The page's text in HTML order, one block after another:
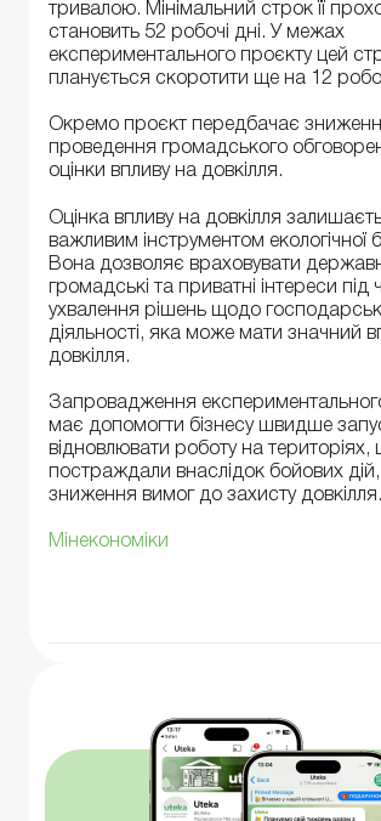
тривалою. Мінімальний строк її
становить 52 робочі дні. У межах
експериментального проєкту цей
планується скоротити ще на 12
Окремо проєкт передбачає
проведення громадського
оцінки впливу на довкілля.
Оцінка впливу на довкілля
важливим інструментом екологічної
Вона дозволяє враховувати
громадські та приватні інтереси під
ухвалення рішень щодо
діяльності, яка може мати значний
довкілля.
Запровадження
має допомогти бізнесу швидше
відновлювати роботу на територіях,
постраждали внаслідок бойових дій,
зниження вимог до захисту довкілля.
Мінекономіки